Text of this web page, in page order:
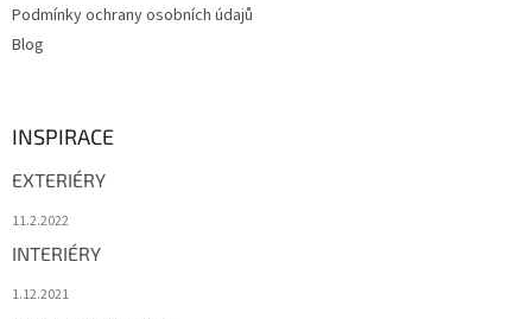
Podmínky ochrany osobních údajů
Blog
INSPIRACE
EXTERIÉRY
11.2.2022
INTERIÉRY
1.12.2021